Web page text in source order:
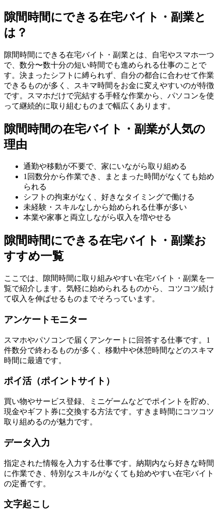
隙間時間にできる在宅バイト・副業と
は？
隙間時間にできる在宅バイト・副業とは、自宅やスマホ一つ
で、数分〜数十分の短い時間でも進められる仕事のことで
す。決まったシフトに縛られず、自分の都合に合わせて作業
できるものが多く、スキマ時間をお金に変えやすいのが特徴
です。スマホだけで完結する手軽な作業から、パソコンを使
って継続的に取り組むものまで幅広くあります。
隙間時間の在宅バイト・副業が人気の
理由
通勤や移動が不要で、家にいながら取り組める
1回数分から作業でき、まとまった時間がなくても始め
られる
シフトの拘束がなく、好きなタイミングで働ける
未経験・スキルなしから始められる仕事が多い
本業や家事と両立しながら収入を増やせる
隙間時間にできる在宅バイト・副業お
すすめ一覧
ここでは、隙間時間に取り組みやすい在宅バイト・副業を一
覧で紹介します。気軽に始められるものから、コツコツ続け
て収入を伸ばせるものまでそろっています。
アンケートモニター
スマホやパソコンで届くアンケートに回答する仕事です。1
件数分で終わるものが多く、移動中や休憩時間などのスキマ
時間に最適です。
ポイ活（ポイントサイト）
買い物やサービス登録、ミニゲームなどでポイントを貯め、
現金やギフト券に交換する方法です。すきま時間にコツコツ
取り組めるのが魅力です。
データ入力
指定された情報を入力する仕事です。納期内なら好きな時間
に作業でき、特別なスキルがなくても始めやすい在宅バイト
の定番です。
文字起こし